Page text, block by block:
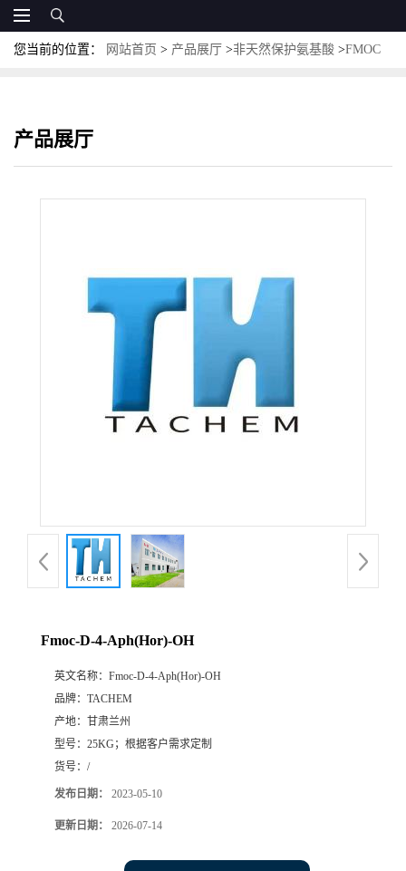
您当前的位置： 网站首页 > 产品展厅 >非天然保护氨基酸 >FMOC
产品展厅
Fmoc-D-4-Aph(Hor)-OH
英文名称： Fmoc-D-4-Aph(Hor)-OH
品牌： TACHEM
产地： 甘肃兰州
型号： 25KG；根据客户需求定制
货号： /
发布日期： 2023-05-10
更新日期： 2026-07-14